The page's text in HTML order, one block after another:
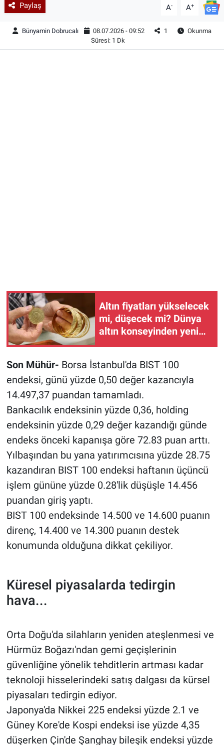
Paylaş A- A+
Bünyamin Dobrucalı 08.07.2026 - 09:52 1
Okunma
Süresi: 1 Dk
Altın fiyatları yükselecek
mi, düşecek mi? Dünya
altın konseyinden yeni
Son Mühür- Borsa İstanbul'da BIST 100
endeksi, günü yüzde 0,50 değer kazancıyla
14.497,37 puandan tamamladı.
Bankacılık endeksinin yüzde 0,36, holding
endeksinin yüzde 0,29 değer kazandığı günde
endeks önceki kapanışa göre 72.83 puan arttı.
Yılbaşından bu yana yatırımcısına yüzde 28.75
kazandıran BIST 100 endeksi haftanın üçüncü
işlem gününe yüzde 0.28'lik düşüşle 14.456
puandan giriş yaptı.
BIST 100 endeksinde 14.500 ve 14.600 puanın
direnç, 14.400 ve 14.300 puanın destek
konumunda olduğuna dikkat çekiliyor.
Küresel piyasalarda tedirgin
hava...
Orta Doğu'da silahların yeniden ateşlenmesi ve
Hürmüz Boğazı'ndan gemi geçişlerinin
güvenliğine yönelik tehditlerin artması kadar
teknoloji hisselerindeki satış dalgası da kürsel
piyasaları tedirgin ediyor.
Japonya'da Nikkei 225 endeksi yüzde 2.1 ve
Güney Kore'de Kospi endeksi ise yüzde 4,35
düşerken Çin'de Şanghay bileşik endeksi yüzde